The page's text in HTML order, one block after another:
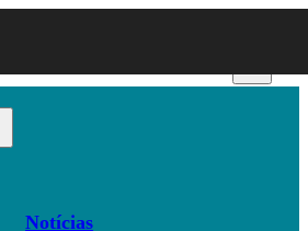
Notícias